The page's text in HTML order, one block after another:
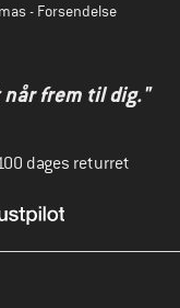
- Forsendelse
frem til dig."
dages returret